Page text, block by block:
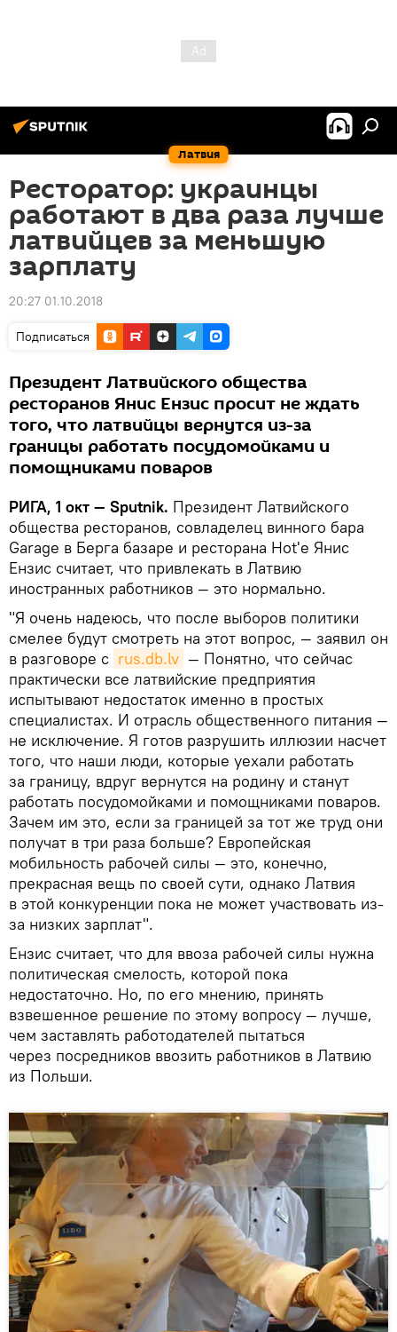
Латвия
Ресторатор: украинцы
работают в два раза лучше
латвийцев за меньшую
зарплату
20:27 01.10.2018
Подписаться
Президент Латвийского общества
ресторанов Янис Ензис просит не ждать
того, что латвийцы вернутся из-за
границы работать посудомойками и
помощниками поваров
РИГА, 1 окт — Sputnik. Президент Латвийского
общества ресторанов, совладелец винного бара
Garage в Берга базаре и ресторана Hot'e Янис
Ензис считает, что привлекать в Латвию
иностранных работников — это нормально.
"Я очень надеюсь, что после выборов политики
смелее будут смотреть на этот вопрос, — заявил он
в разговоре с rus.db.lv — Понятно, что сейчас
практически все латвийские предприятия
испытывают недостаток именно в простых
специалистах. И отрасль общественного питания —
не исключение. Я готов разрушить иллюзии насчет
того, что наши люди, которые уехали работать
за границу, вдруг вернутся на родину и станут
работать посудомойками и помощниками поваров.
Зачем им это, если за границей за тот же труд они
получат в три раза больше? Европейская
мобильность рабочей силы — это, конечно,
прекрасная вещь по своей сути, однако Латвия
в этой конкуренции пока не может участвовать из-
за низких зарплат".
Ензис считает, что для ввоза рабочей силы нужна
политическая смелость, которой пока
недостаточно. Но, по его мнению, принять
взвешенное решение по этому вопросу — лучше,
чем заставлять работодателей пытаться
через посредников ввозить работников в Латвию
из Польши.